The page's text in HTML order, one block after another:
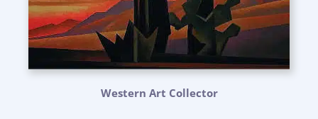
Western Art Collector